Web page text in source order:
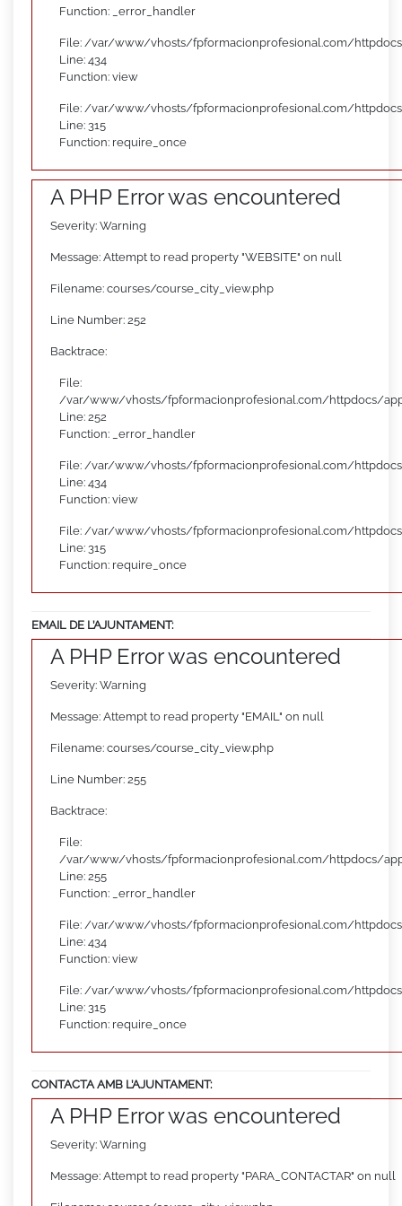
Function: _error_handler
File: /var/www/vhosts/fpformacionprofesional.com/
Line: 434
Function: view
File: /var/www/vhosts/fpformacionprofesional.com/
Line: 315
Function: require_once
A PHP Error was encountered
Severity: Warning
Message: Attempt to read property "WEBSITE" on null
Filename: courses/course_city_view.php
Line Number: 252
Backtrace:
File:
/var/www/vhosts/fpformacionprofesional.com/httpdocs/
Line: 252
Function: _error_handler
File: /var/www/vhosts/fpformacionprofesional.com/
Line: 434
Function: view
File: /var/www/vhosts/fpformacionprofesional.com/
Line: 315
Function: require_once
EMAIL DE L’AJUNTAMENT:
A PHP Error was encountered
Severity: Warning
Message: Attempt to read property "EMAIL" on null
Filename: courses/course_city_view.php
Line Number: 255
Backtrace:
File:
/var/www/vhosts/fpformacionprofesional.com/httpdocs/
Line: 255
Function: _error_handler
File: /var/www/vhosts/fpformacionprofesional.com/
Line: 434
Function: view
File: /var/www/vhosts/fpformacionprofesional.com/
Line: 315
Function: require_once
CONTACTA AMB L’AJUNTAMENT:
A PHP Error was encountered
Severity: Warning
Message: Attempt to read property "PARA_CONTACTAR" on null